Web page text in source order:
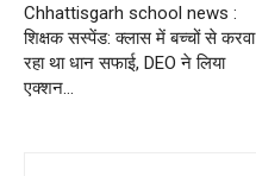
Chhattisgarh school news :
शिक्षक सस्पेंड: क्लास में बच्चों से करवा
रहा था धान सफाई, DEO ने लिया
एक्शन…